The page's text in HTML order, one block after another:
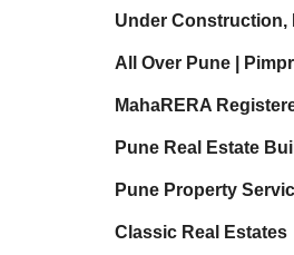
Under Construction,
All Over Pune |
MahaRERA
Pune Real Estate
Pune Property
Classic Real Estates